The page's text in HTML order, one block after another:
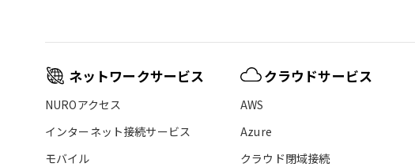
ネットワークサービス
NUROアクセス
インターネット接続サービス
モバイル
クラウドサービス
AWS
Azure
クラウド閉域接続